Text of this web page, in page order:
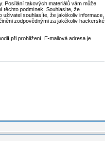
Posílání takových materiálů vám může
těchto podmínek. Souhlasíte, že
souhlasíte, že jakékoliv informace,
zodpovědnými za jakékoliv hackerské
při prohlížení. E-mailová adresa je